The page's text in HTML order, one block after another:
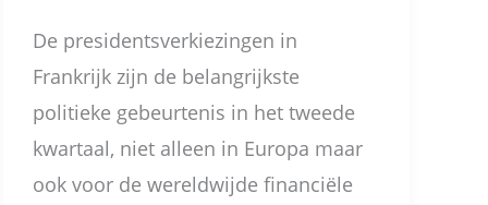
De presidentsverkiezingen in
Frankrijk zijn de belangrijkste
politieke gebeurtenis in het tweede
kwartaal, niet alleen in Europa maar
ook voor de wereldwijde financiële